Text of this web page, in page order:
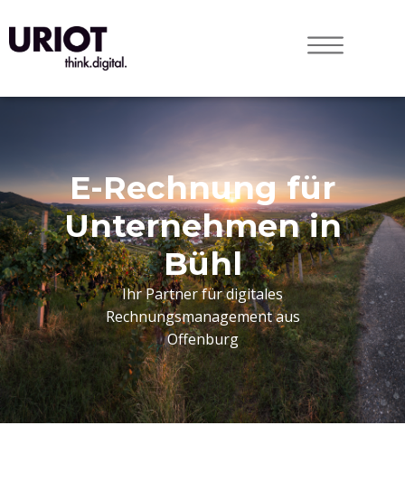
E-Rechnung für
Unternehmen in
Bühl
Ihr Partner für digitales
Rechnungsmanagement aus
Offenburg